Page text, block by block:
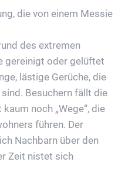
die von einem Messie
des extremen
gereinigt oder gelüftet
lästige Gerüche, die
Besuchern fällt die
noch „Wege“, die
führen. Der
Nachbarn über den
Zeit nistet sich